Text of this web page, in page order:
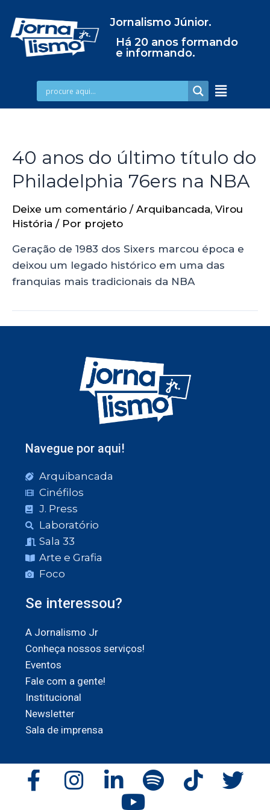
Jornalismo Júnior.
Há 20 anos formando
e informando.
40 anos do último título do
Philadelphia 76ers na NBA
Deixe um comentário / Arquibancada, Virou
História / Por projeto
Geração de 1983 dos Sixers marcou época e
deixou um legado histórico em uma das
franquias mais tradicionais da NBA
Navegue por aqui!
Arquibancada
Cinéfilos
J. Press
Laboratório
Sala 33
Arte e Grafia
Foco
Se interessou?
A Jornalismo Jr
Conheça nossos serviços!
Eventos
Fale com a gente!
Institucional
Newsletter
Sala de imprensa